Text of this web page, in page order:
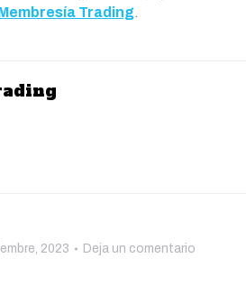
Trading.
2023 Deja un comentario